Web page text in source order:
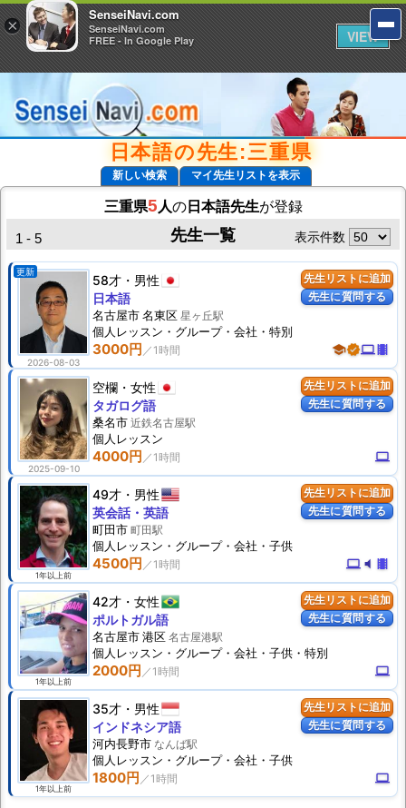
日本語の先生:三重県
新しい検索 マイ先生リストを表示
三重県5 人の日本語先生が登録
先生一覧
1 - 5 表示件数
先生リストに追加
先生に質問する
更新
2026-08-03
58才 男性
3000円 schoolverifiedcomputertheaters
日本語
名古屋市 名東区 星ヶ丘駅
個人 レッスン ・グループ・会社・特別
先生リストに追加
先生に質問する
2025-09-10
空欄 女性
4000円 computer
タガログ語
桑名市 近鉄名古屋駅
個人 レッスン
先生リストに追加
先生に質問する
1年以上前
49才 男性
4500円 computer volume_mute theaters
英会話・英語
町田市 町田駅
個人 レッスン ・グループ・会社・子供
先生リストに追加
先生に質問する
1年以上前
42才 女性
2000円 computer
ポルトガル語
名古屋市 港区 名古屋港駅
個人 レッスン ・グループ・会社・子供・特別
先生リストに追加
先生に質問する
1年以上前
35才 男性
1800円 computer
インドネシア語
河内長野市 なんば駅
個人 レッスン ・グループ・会社・子供
×
SenseiNavi.com
SenseiNavi.com
FREE - In Google Play
VIEW
×
SenseiNavi.com
SenseiNavi.com
FREE - In Google Play
VIEW